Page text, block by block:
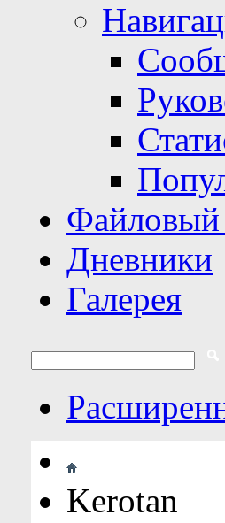
Файловый
Дневники
Галерея
Kerotan